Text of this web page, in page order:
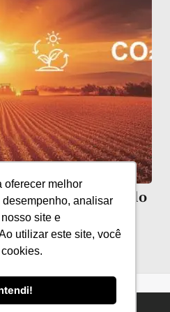
oferecer melhor
analisar
site e
utilizar este site, você
na saúde do solo